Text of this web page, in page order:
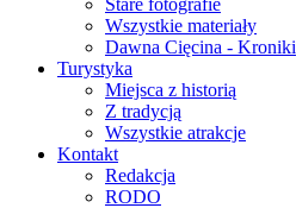
Stare fotografie
Wszystkie materiały
Dawna Cięcina - Kroniki
Turystyka
Miejsca z historią
Z tradycją
Wszystkie atrakcje
Kontakt
Redakcja
RODO